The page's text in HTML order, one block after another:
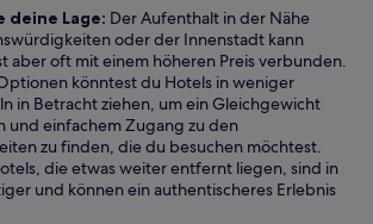
deine Lage: Der Aufenthalt in der Nähe
oder der Innenstadt kann
aber oft mit einem höheren Preis verbunden.
könntest du Hotels in weniger
in Betracht ziehen, um ein Gleichgewicht
und einfachem Zugang zu den
zu finden, die du besuchen möchtest.
die etwas weiter entfernt liegen, sind in
und können ein authentischeres Erlebnis